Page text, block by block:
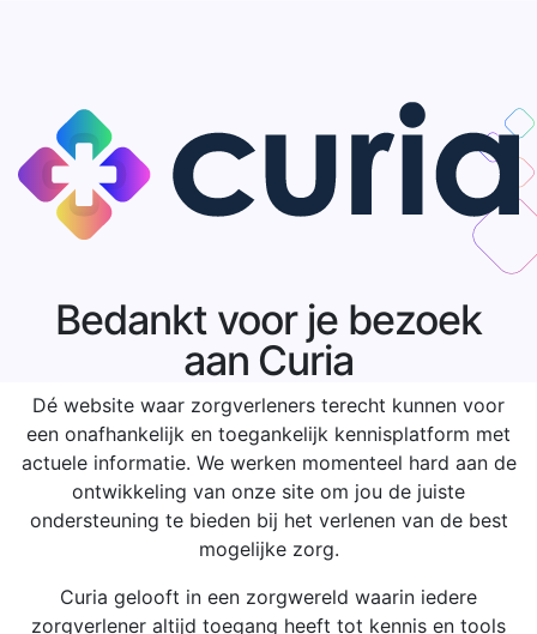
Bedankt voor je bezoek
aan Curia
Dé website waar zorgverleners terecht kunnen voor
een onafhankelijk en toegankelijk kennisplatform met
actuele informatie. We werken momenteel hard aan de
ontwikkeling van onze site om jou de juiste
ondersteuning te bieden bij het verlenen van de best
mogelijke zorg.
Curia gelooft in een zorgwereld waarin iedere
zorgverlener altijd toegang heeft tot kennis en tools